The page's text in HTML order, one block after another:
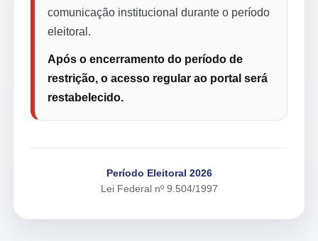
comunicação institucional durante o período
eleitoral.
Após o encerramento do período de
restrição, o acesso regular ao portal será
restabelecido.
Período Eleitoral 2026
Lei Federal nº 9.504/1997